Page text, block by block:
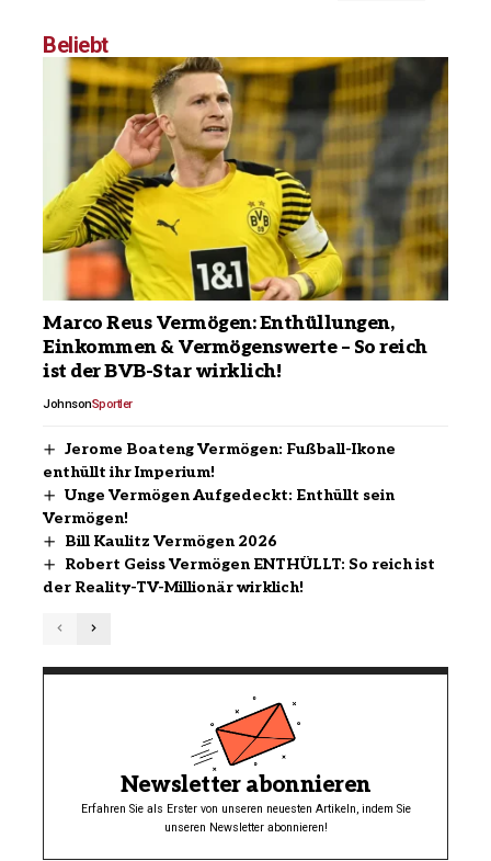
Beliebt
Marco Reus Vermögen: Enthüllungen,
Einkommen & Vermögenswerte – So reich
ist der BVB-Star wirklich!
JohnsonSportler
Jerome Boateng Vermögen: Fußball-Ikone
enthüllt ihr Imperium!
Unge Vermögen Aufgedeckt: Enthüllt sein
Vermögen!
Bill Kaulitz Vermögen 2026
Robert Geiss Vermögen ENTHÜLLT: So reich ist
der Reality-TV-Millionär wirklich!
Newsletter abonnieren
Erfahren Sie als Erster von unseren neuesten Artikeln, indem Sie
unseren Newsletter abonnieren!